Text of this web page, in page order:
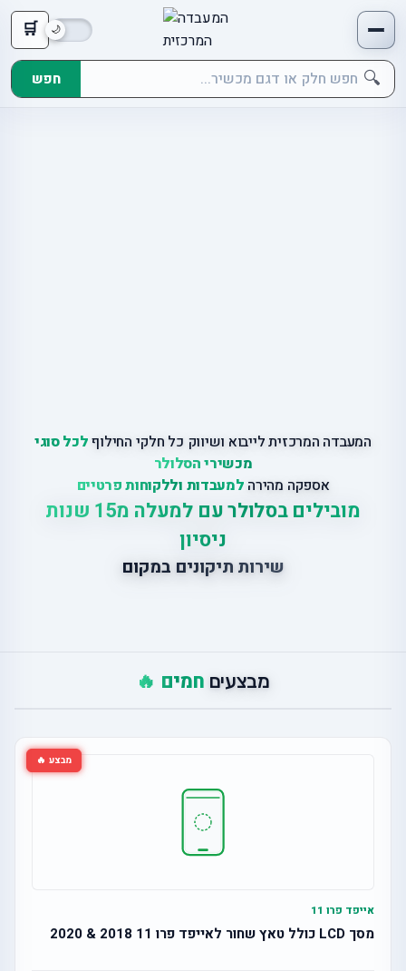
🛒
🔍 חפש
המעבדה המרכזית לייבוא ושיווק כל חלקי החילוףלכל סוגי
מכשירי הסלולר
אספקה מהירה למעבדות וללקוחות פרטיים
מובילים בסלולר עם למעלה מ15 שנות
ניסיון
שירות תיקונים במקום
מבצעים חמים 🔥
מבצע 🔥
אייפד פרו 11
מסך LCD כולל טאץ שחור לאייפד פרו 11 2018 & 2020